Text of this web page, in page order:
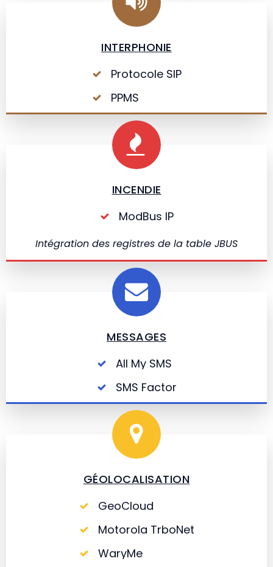
INTERPHONIE
Protocole SIP
PPMS
INCENDIE
ModBus IP
Intégration des registres de la table JBUS
MESSAGES
All My SMS
SMS Factor
GÉOLOCALISATION
GeoCloud
Motorola TrboNet
WaryMe